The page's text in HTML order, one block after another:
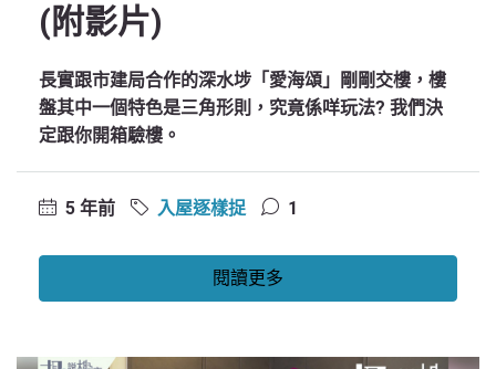
(附影片)
長實跟市建局合作的深水埗「愛海頌」剛剛交樓，樓
盤其中一個特色是三角形則，究竟係咩玩法? 我們決
定跟你開箱驗樓。
5 年前 入屋逐樣捉 1
閱讀更多